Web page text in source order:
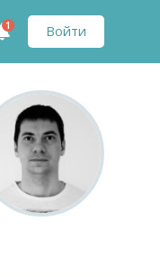
Войти
1